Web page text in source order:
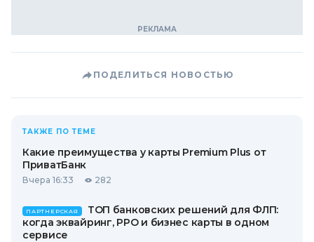
ПОДЕЛИТЬСЯ НОВОСТЬЮ
ТАКЖЕ ПО ТЕМЕ
Какие преимущества у карты Premium Plus от
ПриватБанк
Вчера 16:33 282
ПАРТНЕРСКАЯ
ТОП банковских решений для ФЛП:
когда эквайринг, РРО и бизнес карты в одном
сервисе